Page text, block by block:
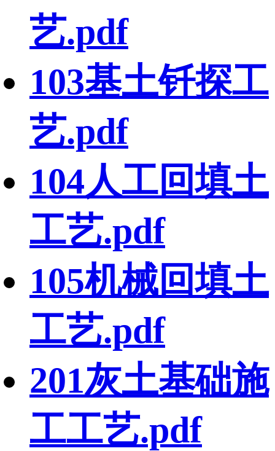
艺.pdf
103基土钎探工
艺.pdf
104人工回填土
工艺.pdf
105机械回填土
工艺.pdf
201灰土基础施
工工艺.pdf